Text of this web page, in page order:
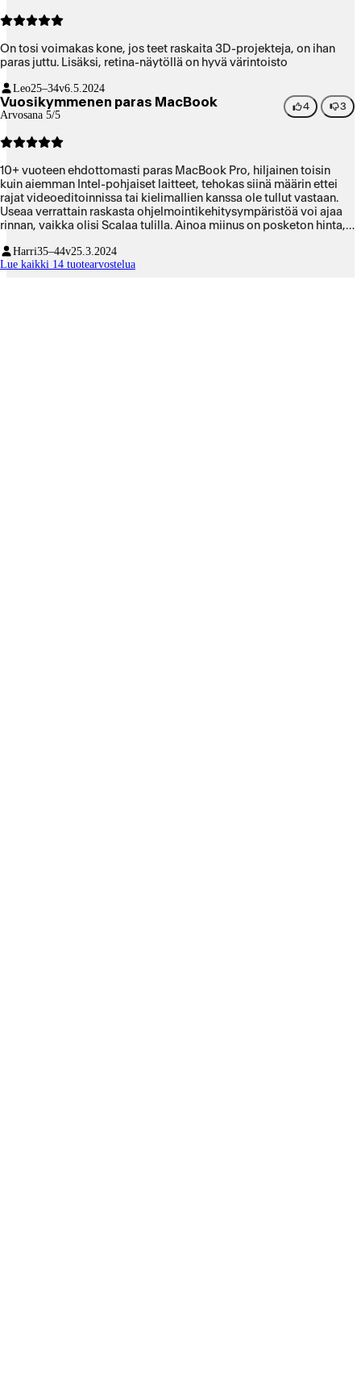
On tosi voimakas kone, jos teet raskaita 3D-projekteja, on ihan
paras juttu. Lisäksi, retina-näytöllä on hyvä värintoisto
Leo25–34v6.5.2024
Vuosikymmenen paras MacBook
Arvosana 5/5
4 3
10+ vuoteen ehdottomasti paras MacBook Pro, hiljainen toisin
kuin aiemman Intel-pohjaiset laitteet, tehokas siinä määrin ettei
rajat videoeditoinnissa tai kielimallien kanssa ole tullut vastaan.
Useaa verrattain raskasta ohjelmointikehitysympäristöä voi ajaa
rinnan, vaikka olisi Scalaa tulilla. Ainoa miinus on posketon hinta,
mahdollista. Worth of every eurocent.
Harri35–44v25.3.2024
Lue kaikki 14 tuotearvostelua